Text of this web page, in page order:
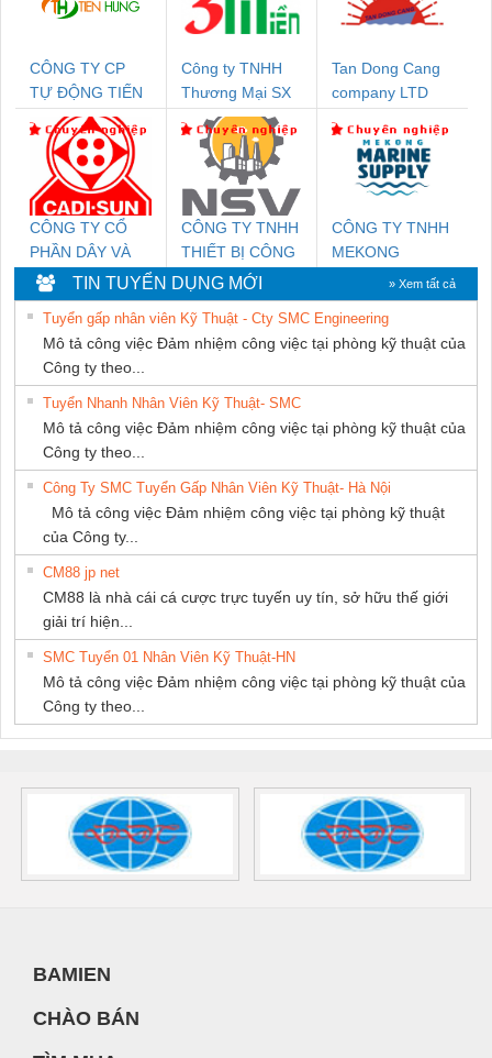
CÔNG TY CP
TỰ ĐỘNG TIẾN
HƯNG
Công ty TNHH
Thương Mại SX
Ba Miền
Tan Dong Cang
company LTD
CÔNG TY CỔ
PHẦN DÂY VÀ
CÁP ĐIỆN
THƯỢNG ĐÌNH
CÔNG TY TNHH
THIẾT BỊ CÔNG
NGHIỆP NIHON
SETSUBI VIỆT
NAM
CÔNG TY TNHH
MEKONG
SUPPLY
TIN TUYỂN DỤNG MỚI » Xem tất cả
Tuyển gấp nhân viên Kỹ Thuật - Cty SMC Engineering
Mô tả công việc Đảm nhiệm công việc tại phòng kỹ thuật của
Công ty theo...
Tuyển Nhanh Nhân Viên Kỹ Thuật- SMC
Mô tả công việc Đảm nhiệm công việc tại phòng kỹ thuật của
Công ty theo...
Công Ty SMC Tuyển Gấp Nhân Viên Kỹ Thuật- Hà Nội
Mô tả công việc Đảm nhiệm công việc tại phòng kỹ thuật
của Công ty...
CM88 jp net
CM88 là nhà cái cá cược trực tuyến uy tín, sở hữu thế giới
giải trí hiện...
SMC Tuyển 01 Nhân Viên Kỹ Thuật-HN
Mô tả công việc Đảm nhiệm công việc tại phòng kỹ thuật của
Công ty theo...
BAMIEN
CHÀO BÁN